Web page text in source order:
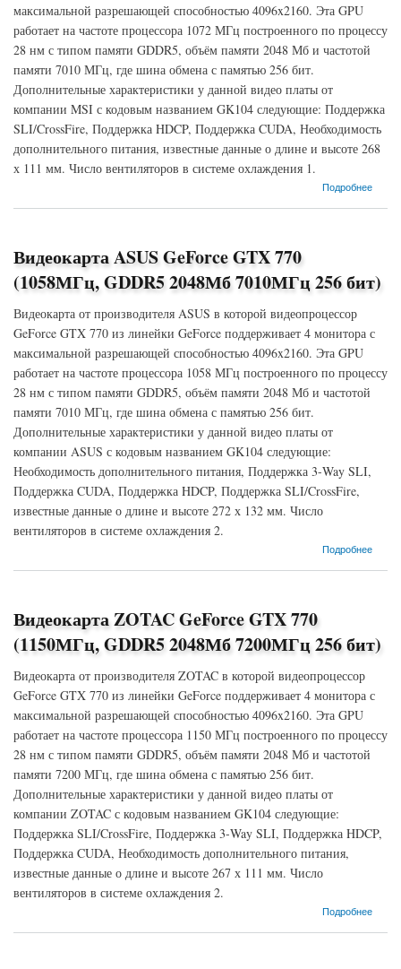
максимальной разрешающей способностью 4096x2160. Эта GPU
работает на частоте процессора 1072 МГц построенного по процессу
28 нм с типом памяти GDDR5, объём памяти 2048 Мб и частотой
памяти 7010 МГц, где шина обмена с памятью 256 бит.
Дополнительные характеристики у данной видео платы от
компании MSI с кодовым названием GK104 следующие: Поддержка
SLI/CrossFire, Поддержка HDCP, Поддержка CUDA, Необходимость
дополнительного питания, известные данные о длине и высоте 268
х 111 мм. Число вентиляторов в системе охлаждения 1.
Подробнее
о Видеокарта MSI GeForce GTX 770 (1072МГц, GDDR5 2048Мб 7010МГц 256 бит)
Видеокарта ASUS GeForce GTX 770
(1058МГц, GDDR5 2048Мб 7010МГц 256 бит)
Видеокарта от производителя ASUS в которой видеопроцессор
GeForce GTX 770 из линейки GeForce поддерживает 4 монитора с
максимальной разрешающей способностью 4096x2160. Эта GPU
работает на частоте процессора 1058 МГц построенного по процессу
28 нм с типом памяти GDDR5, объём памяти 2048 Мб и частотой
памяти 7010 МГц, где шина обмена с памятью 256 бит.
Дополнительные характеристики у данной видео платы от
компании ASUS с кодовым названием GK104 следующие:
Необходимость дополнительного питания, Поддержка 3-Way SLI,
Поддержка CUDA, Поддержка HDCP, Поддержка SLI/CrossFire,
известные данные о длине и высоте 272 х 132 мм. Число
вентиляторов в системе охлаждения 2.
Подробнее
о Видеокарта ASUS GeForce GTX 770 (1058МГц, GDDR5 2048Мб 7010МГц 256 бит)
Видеокарта ZOTAC GeForce GTX 770
(1150МГц, GDDR5 2048Мб 7200МГц 256 бит)
Видеокарта от производителя ZOTAC в которой видеопроцессор
GeForce GTX 770 из линейки GeForce поддерживает 4 монитора с
максимальной разрешающей способностью 4096x2160. Эта GPU
работает на частоте процессора 1150 МГц построенного по процессу
28 нм с типом памяти GDDR5, объём памяти 2048 Мб и частотой
памяти 7200 МГц, где шина обмена с памятью 256 бит.
Дополнительные характеристики у данной видео платы от
компании ZOTAC с кодовым названием GK104 следующие:
Поддержка SLI/CrossFire, Поддержка 3-Way SLI, Поддержка HDCP,
Поддержка CUDA, Необходимость дополнительного питания,
известные данные о длине и высоте 267 х 111 мм. Число
вентиляторов в системе охлаждения 2.
Подробнее
о Видеокарта ZOTAC GeForce GTX 770 (1150МГц, GDDR5 2048Мб 7200МГц 256 бит)